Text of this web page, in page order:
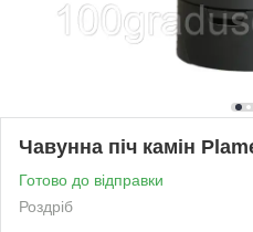
Чавунна піч камін
Готово до відправки
Роздріб